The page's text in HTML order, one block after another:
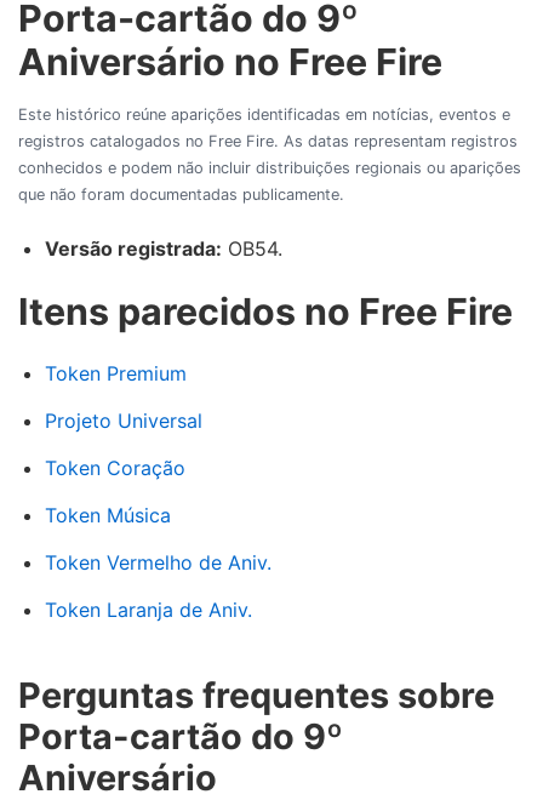
Porta-cartão do 9º
Aniversário no Free Fire
Este histórico reúne aparições identificadas em notícias, eventos e
registros catalogados no Free Fire. As datas representam registros
conhecidos e podem não incluir distribuições regionais ou aparições
que não foram documentadas publicamente.
Versão registrada: OB54.
Itens parecidos no Free Fire
Token Premium
Projeto Universal
Token Coração
Token Música
Token Vermelho de Aniv.
Token Laranja de Aniv.
Perguntas frequentes sobre
Porta-cartão do 9º
Aniversário